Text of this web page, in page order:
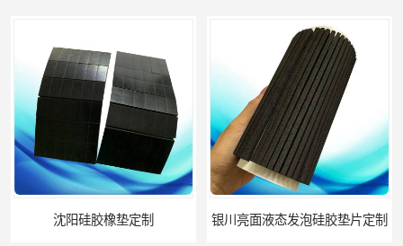
银川亮面液态发泡硅胶垫片定制 贵阳硅胶垫片厂家